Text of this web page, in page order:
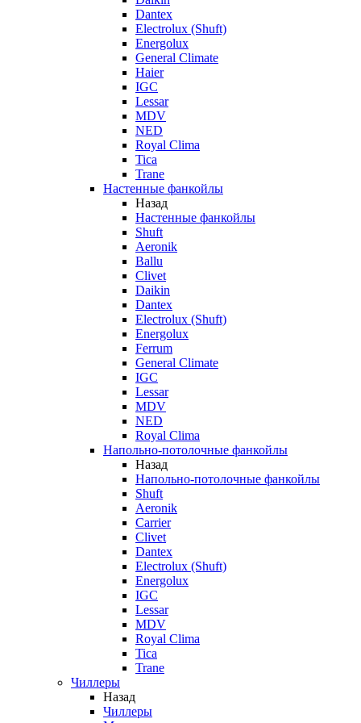
Dantex
Electrolux (Shuft)
Energolux
General Climate
Haier
IGC
Lessar
MDV
NED
Royal Clima
Tica
Trane
Настенные фанкойлы
Назад
Настенные фанкойлы
Shuft
Aeronik
Ballu
Clivet
Daikin
Dantex
Electrolux (Shuft)
Energolux
Ferrum
General Climate
IGC
Lessar
MDV
NED
Royal Clima
Напольно-потолочные фанкойлы
Назад
Напольно-потолочные фанкойлы
Shuft
Aeronik
Carrier
Clivet
Dantex
Electrolux (Shuft)
Energolux
IGC
Lessar
MDV
Royal Clima
Tica
Trane
Чиллеры
Назад
Чиллеры